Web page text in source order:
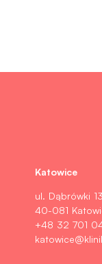
Katowice
ul. Dąbrówki 13
40-081
+48 32 701